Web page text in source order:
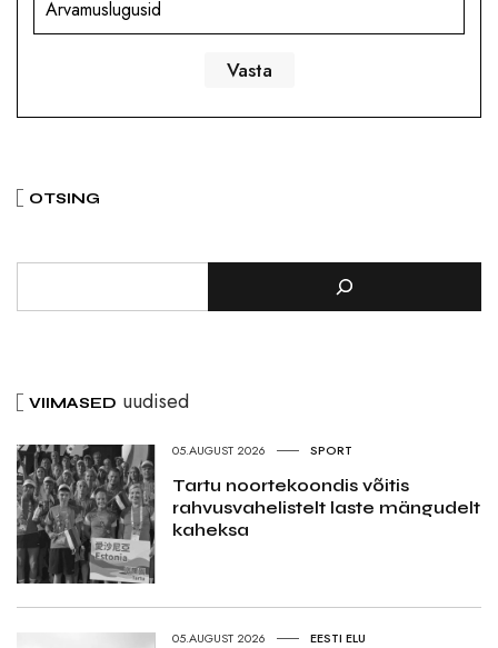
Arvamuslugusid
OTSING
VIIMASED uudised
05.AUGUST 2026 SPORT
Tartu noortekoondis võitis
rahvusvahelistelt laste mängudelt
kaheksa
05.AUGUST 2026 EESTI ELU